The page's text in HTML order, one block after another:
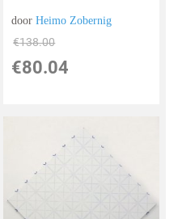
doorHeimo Zobernig
€138.00
€80.04